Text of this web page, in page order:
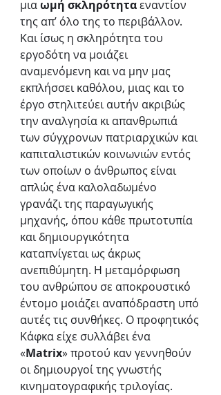
μια ωμή σκληρότητα εναντίον
της απ’ όλο της το περιβάλλον.
Και ίσως η σκληρότητα του
εργοδότη να μοιάζει
αναμενόμενη και να μην μας
εκπλήσσει καθόλου, μιας και το
έργο στηλιτεύει αυτήν ακριβώς
την αναλγησία κι απανθρωπιά
των σύγχρονων πατριαρχικών και
καπιταλιστικών κοινωνιών εντός
των οποίων ο άνθρωπος είναι
απλώς ένα καλολαδωμένο
γρανάζι της παραγωγικής
μηχανής, όπου κάθε πρωτοτυπία
και δημιουργικότητα
καταπνίγεται ως άκρως
ανεπιθύμητη. Η μεταμόρφωση
του ανθρώπου σε αποκρουστικό
έντομο μοιάζει αναπόδραστη υπό
αυτές τις συνθήκες. Ο προφητικός
Κάφκα είχε συλλάβει ένα
«Matrix» προτού καν γεννηθούν
οι δημιουργοί της γνωστής
κινηματογραφικής τριλογίας.